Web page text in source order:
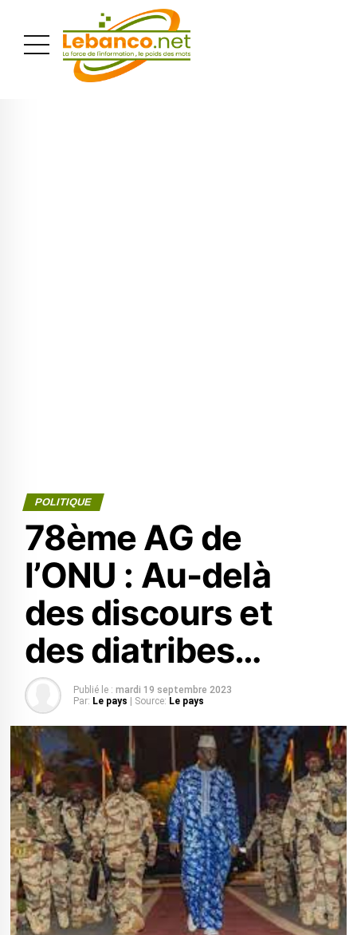
POLITIQUE
78ème AG de
l’ONU : Au-delà
des discours et
des diatribes…
Publié le : mardi 19 septembre 2023
Par: Le pays | Source: Le pays